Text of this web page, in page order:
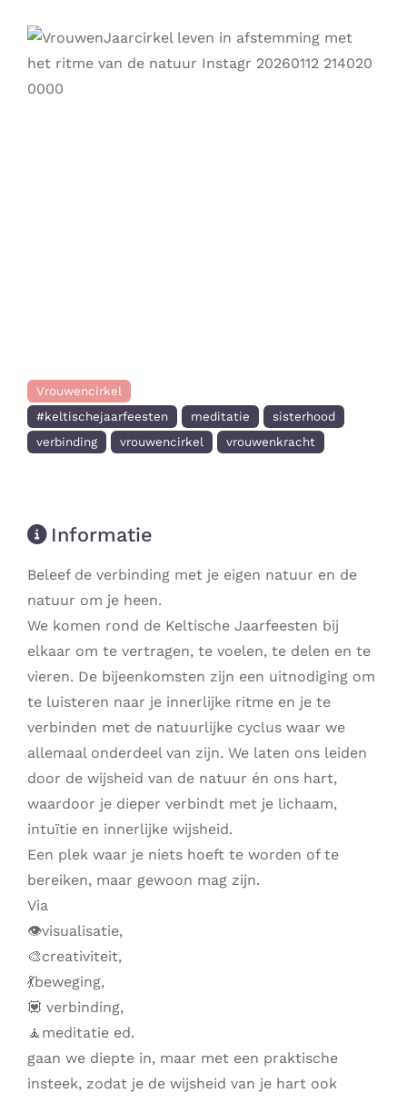
Contact
Zoeken
Vrouwencirkel
#keltischejaarfeesten
meditatie
sisterhood
verbinding
vrouwencirkel vrouwenkracht
Informatie
Beleef de verbinding met je eigen natuur en de
natuur om je heen.
We komen rond de Keltische Jaarfeesten bij
elkaar om te vertragen, te voelen, te delen en te
vieren. De bijeenkomsten zijn een uitnodiging om
te luisteren naar je innerlijke ritme en je te
verbinden met de natuurlijke cyclus waar we
allemaal onderdeel van zijn. We laten ons leiden
door de wijsheid van de natuur én ons hart,
waardoor je dieper verbindt met je lichaam,
intuïtie en innerlijke wijsheid.
Een plek waar je niets hoeft te worden of te
bereiken, maar gewoon mag zijn.
Via
👁️visualisatie,
🎨creativiteit,
💃beweging,
💟 verbinding,
🧘meditatie ed.
gaan we diepte in, maar met een praktische
insteek, zodat je de wijsheid van je hart ook